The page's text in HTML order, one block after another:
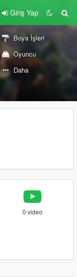
Giriş Yap
Boya İşleri
Oyuncu
Daha
0 video